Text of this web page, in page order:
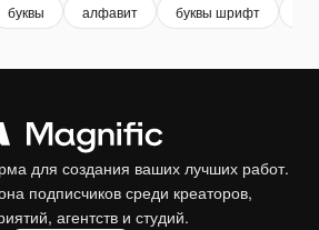
буквы алфавит буквы шрифт
для создания ваших лучших работ.
подписчиков среди креаторов,
агентств и студий.